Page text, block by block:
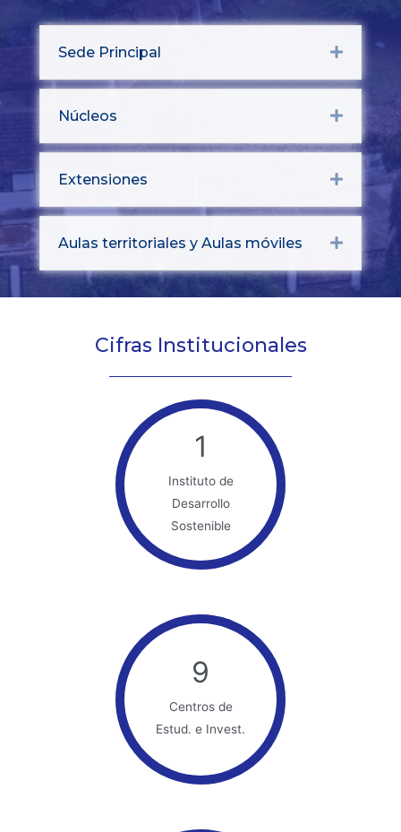
Sede Principal Expand
Núcleos Expand
Extensiones Expand
Aulas territoriales y Aulas móviles Expand
Cifras Institucionales
1
Instituto de
Desarrollo
Sostenible
9
Centros de
Estud. e Invest.